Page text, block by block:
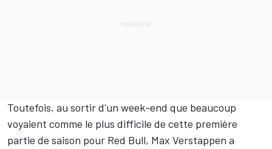
Toutefois, au sortir d'un week-end que beaucoup
voyaient comme le plus difficile de cette première
partie de saison pour Red Bull, Max Verstappen a